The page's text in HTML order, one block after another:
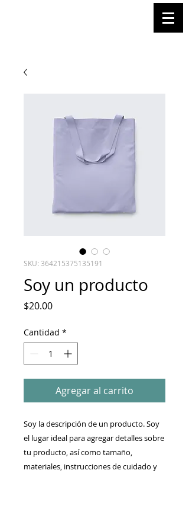
SKU: 364215375135191
Soy un producto
$20.00Precio
Cantidad *
Agregar al carrito
Soy la descripción de un producto. Soy
el lugar ideal para agregar detalles sobre
tu producto, así como tamaño,
materiales, instrucciones de cuidado y